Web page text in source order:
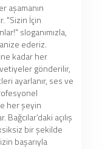
aşamanın
"Sizin İçin
sloganımızla,
ederiz.
kadar her
gönderilir,
ayarlanır, ses ve
her şeyin
açılış
bir şekilde
başarıyla